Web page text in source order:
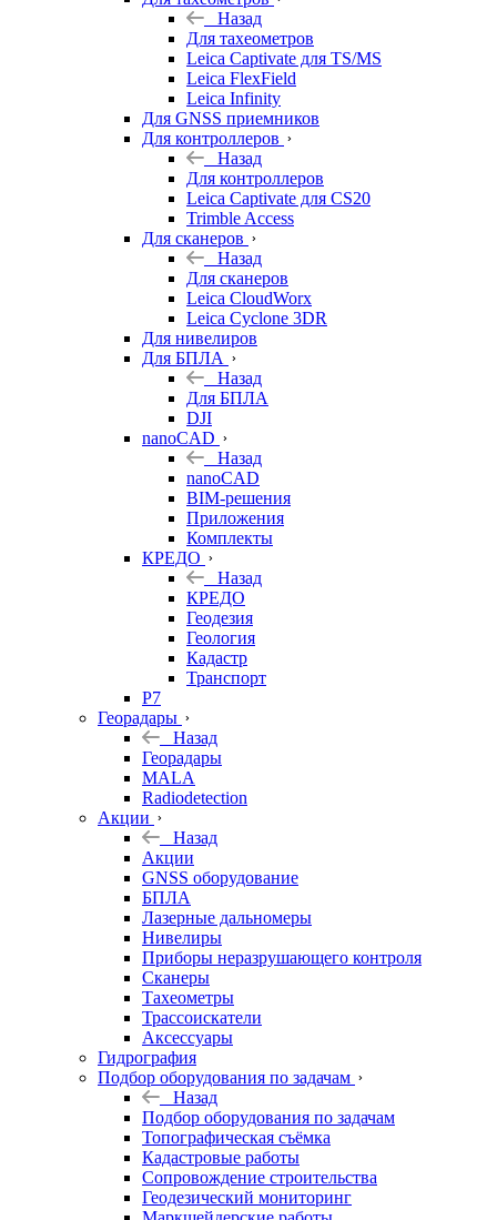
Назад
Для тахеометров
Leica Captivate для TS/MS
Leica FlexField
Leica Infinity
Для GNSS приемников
Для контроллеров
Назад
Для контроллеров
Leica Captivate для CS20
Trimble Access
Для сканеров
Назад
Для сканеров
Leica CloudWorx
Leica Cyclone 3DR
Для нивелиров
Для БПЛА
Назад
Для БПЛА
DJI
nanoCAD
Назад
nanoCAD
BIM-решения
Приложения
Комплекты
КРЕДО
Назад
КРЕДО
Геодезия
Геология
Кадастр
Транспорт
Р7
Георадары
Назад
Георадары
MALA
Radiodetection
Акции
Назад
Акции
GNSS оборудование
БПЛА
Лазерные дальномеры
Нивелиры
Приборы неразрушающего контроля
Сканеры
Тахеометры
Трассоискатели
Аксессуары
Гидрография
Подбор оборудования по задачам
Назад
Подбор оборудования по задачам
Топографическая съёмка
Кадастровые работы
Сопровождение строительства
Геодезический мониторинг